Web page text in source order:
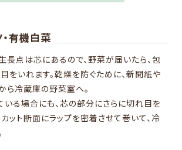
有機白菜
長点は芯にあるので、野菜が届いたら、包
をいれます。乾燥を防ぐために、新聞紙や
ら冷蔵庫の野菜室へ。
いる場合にも、芯の部分にさらに切れ目を
ット断面にラップを密着させて巻いて、冷